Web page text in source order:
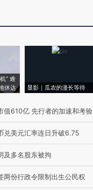
” 难
休达
显影｜瓜农的漫长等待
值610亿 先行者的加速和考验
兑美元汇率连日升破6.75
及多名股东被拘
两份行政令限制出生公民权